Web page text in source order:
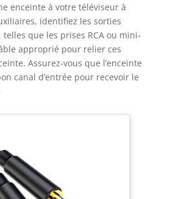
enceinte à votre téléviseur à
identifiez les sorties
telles que les prises RCA ou mini-
approprié pour relier ces
Assurez-vous que l’enceinte
canal d’entrée pour recevoir le